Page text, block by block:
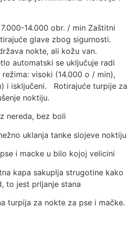
14.000 obr. / min Zaštitni
glave zbog sigurnosti.
nokte, ali kožu van.
automatski se uključuje radi
visoki (14.000 o / min),
i isključeni. Rotirajuće turpije za
noktiju.
nereda, bez boli
uklanja tanke slojeve noktiju
i macke u bilo kojoj velicini
kapa sakuplja strugotine kako
to jest prljanje stana
turpija za nokte za pse i mačke.